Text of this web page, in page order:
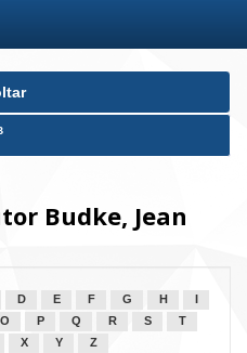
Budke, Jean
D E F G H
O P Q R S
T
X Y Z